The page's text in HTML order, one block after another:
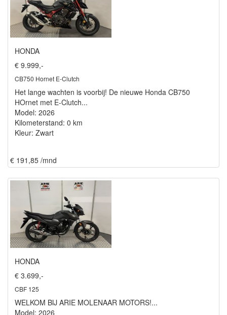
HONDA
€ 9.999,-
CB750 Hornet E-Clutch
Het lange wachten is voorbij! De nieuwe Honda CB750
HOrnet met E-Clutch...
Model: 2026
Kilometerstand: 0 km
Kleur: Zwart
€ 191,85 /mnd
HONDA
€ 3.699,-
CBF 125
WELKOM BIJ ARIE MOLENAAR MOTORS!...
Model: 2026